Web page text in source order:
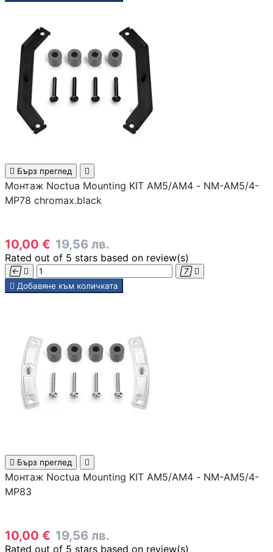
камери
 Бърз преглед 
Монтаж Noctua Mounting KIT AM5/AM4 - NM-AM5/4-
MP78 chromax.black
10,00 € 19,56 лв.
Rated out of 5 stars based on review(s)
   
 Добавяне към количката
 Бърз преглед 
Монтаж Noctua Mounting KIT AM5/AM4 - NM-AM5/4-
MP83
10,00 € 19,56 лв.
Rated out of 5 stars based on review(s)